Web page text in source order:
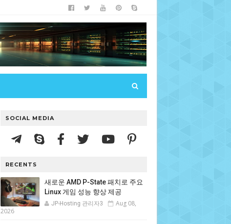
SOCIAL MEDIA
RECENTS
새로운 AMD P-State 패치로 주요
Linux 게임 성능 향상 제공
JP-Hosting 관리자3
Aug 08,
2026